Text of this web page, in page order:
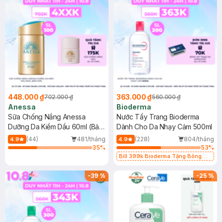
448.000 ₫702.000 ₫
Anessa
Sữa Chống Nắng Anessa
Dưỡng Da Kiềm Dầu 60ml (Bản
Mới)
4.9 (44)
481/tháng
35%
363.000 ₫560.000 ₫
Bioderma
Nước Tẩy Trang Bioderma
Dành Cho Da Nhạy Cảm 500ml
4.9 (228)
804/tháng
53%
Bill 399k Bioderma Tặng Bông
-39% -25 %